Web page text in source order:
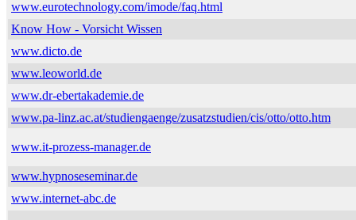
www.eurotechnology.com/imode/faq.html
Know How - Vorsicht Wissen
www.dicto.de
www.leoworld.de
www.dr-ebertakademie.de
www.pa-linz.ac.at/studiengaenge/zusatzstudien/cis/otto/otto.htm
www.it-prozess-manager.de
www.hypnoseseminar.de
www.internet-abc.de